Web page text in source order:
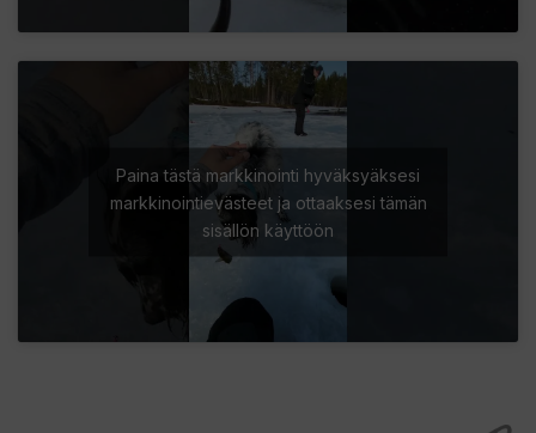
Paina tästä markkinointi hyväksyäksesi
markkinointievästeet ja ottaaksesi tämän
sisällön käyttöön